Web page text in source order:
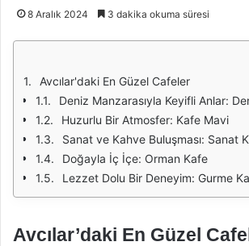
8 Aralık 2024 3 dakika okuma süresi
Avcılar'daki En Güzel Cafeler
Deniz Manzarasıyla Keyifli Anlar:
Huzurlu Bir Atmosfer: Kafe Mavi
Sanat ve Kahve Buluşması: Sanat
Doğayla İç İçe: Orman Kafe
Lezzet Dolu Bir Deneyim: Gurme
Avcılar’daki En Güzel